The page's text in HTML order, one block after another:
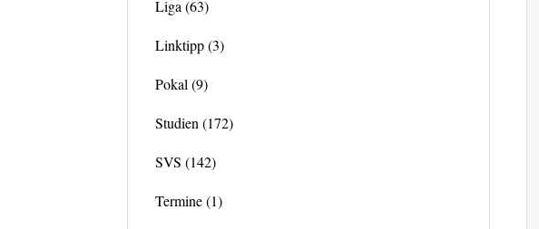
Liga (63)
Linktipp(3)
Pokal (9)
Studien (172)
SVS (142)
Termine(1)